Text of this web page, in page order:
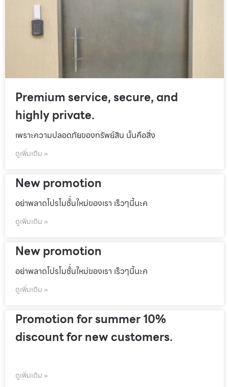
Premium service, secure, and
highly private.
เพราะความปลอดภัยของทรัพย์สิน นั้นคือสิ่ง
ดูเพิ่มเติม »
New promotion
อย่าพลาดโปรโมชั้่นใหม่ของเรา เร็วๆนี้นะค
ดูเพิ่มเติม »
New promotion
อย่าพลาดโปรโมชั้่นใหม่ของเรา เร็วๆนี้นะค
ดูเพิ่มเติม »
Promotion for summer 10%
discount for new customers.
ดูเพิ่มเติม »